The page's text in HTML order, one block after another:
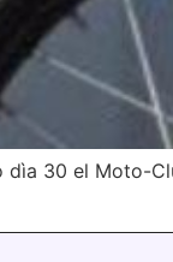
30 el Moto-